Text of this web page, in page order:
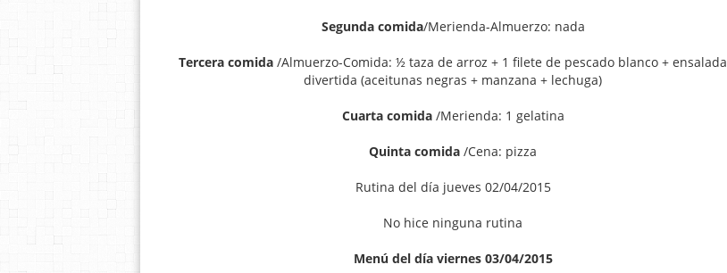
Segunda comida/Merienda-Almuerzo: nada
Tercera comida /Almuerzo-Comida: ½ taza de arroz + 1 filete de pescado blanco + ensalada
divertida (aceitunas negras + manzana + lechuga)
Cuarta comida/Merienda: 1 gelatina
Quinta comida /Cena: pizza
Rutina del día jueves 02/04/2015
No hice ninguna rutina
Menú del día viernes 03/04/2015